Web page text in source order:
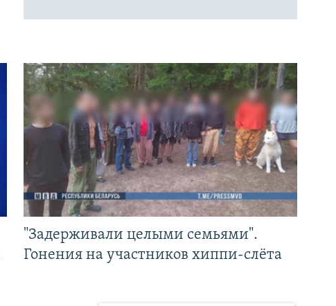
"Задерживали целыми семьями".
Гонения на участников хиппи-слёта